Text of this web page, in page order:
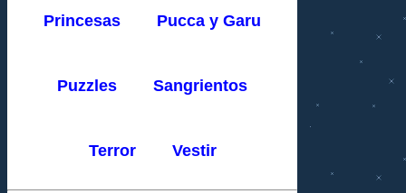
Princesas Pucca y Garu
Puzzles Sangrientos
Terror Vestir